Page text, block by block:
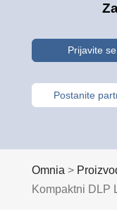
Prijavite se
Postanite
Omnia >
Kompaktni DLP